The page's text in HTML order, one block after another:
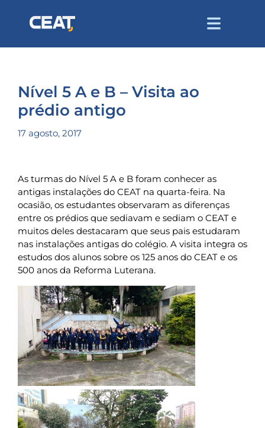
Nível 5 A e B – Visita ao
prédio antigo
17 agosto, 2017
As turmas do Nível 5 A e B foram conhecer as
antigas instalações do CEAT na quarta-feira. Na
ocasião, os estudantes observaram as diferenças
entre os prédios que sediavam e sediam o CEAT e
muitos deles destacaram que seus pais estudaram
nas instalações antigas do colégio. A visita integra os
estudos dos alunos sobre os 125 anos do CEAT e os
500 anos da Reforma Luterana.